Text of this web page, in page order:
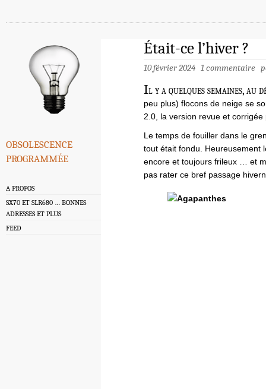
obsolescence
programmée
A PROPOS
SX70 ET SLR680 … BONNES
ADRESSES ET PLUS
FEED
Était-ce l’hiver ?
10 février 2024 1 commentaire
Il y a quelques semaines, au
peu plus) flocons de neige se
2.0, la version revue et
Le temps de fouiller dans le
tout était fondu. Heureusement
encore et toujours frileux … et
pas rater ce bref passage